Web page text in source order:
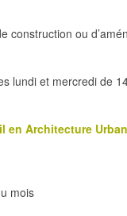
ou
lundi et mercredi de
en Architecture
mois